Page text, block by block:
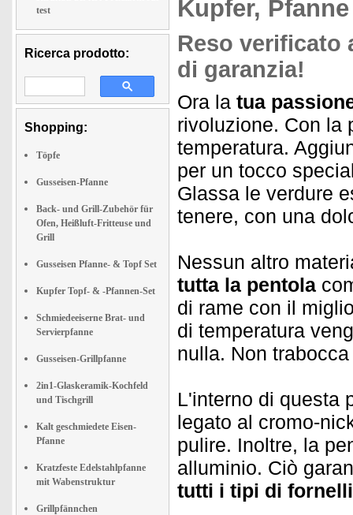
test
Ricerca prodotto:
Shopping:
Töpfe
Gusseisen-Pfanne
Back- und Grill-Zubehör für
Ofen, Heißluft-Fritteuse und
Grill
Gusseisen Pfanne- & Topf Set
Kupfer Topf- & -Pfannen-Set
Schmiedeeiserne Brat- und
Servierpfanne
Gusseisen-Grillpfanne
2in1-Glaskeramik-Kochfeld
und Tischgrill
Kalt geschmiedete Eisen-
Pfanne
Kratzfeste Edelstahlpfanne
mit Wabenstruktur
Grillpfännchen
Kupfer,
Reso verificato
di garanzia!
Ora la tua
rivoluzione. Con la
temperatura.
per un tocco
Glassa le verdure
tenere, con una
Nessun altro
tutta la pentola
di rame con il
di temperatura
nulla. Non
L'interno di questa
legato al cromo-
pulire. Inoltre, la
alluminio. Ciò
tutti i tipi di fornelli